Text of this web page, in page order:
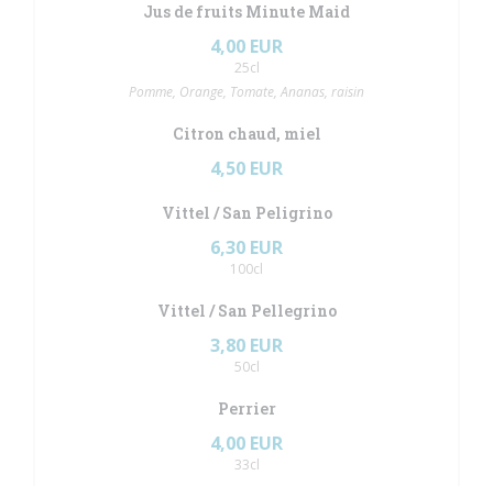
Jus de fruits Minute Maid
4,00 EUR
25cl
Pomme, Orange, Tomate, Ananas, raisin
Citron chaud, miel
4,50 EUR
Vittel / San Peligrino
6,30 EUR
100cl
Vittel / San Pellegrino
3,80 EUR
50cl
Perrier
4,00 EUR
33cl